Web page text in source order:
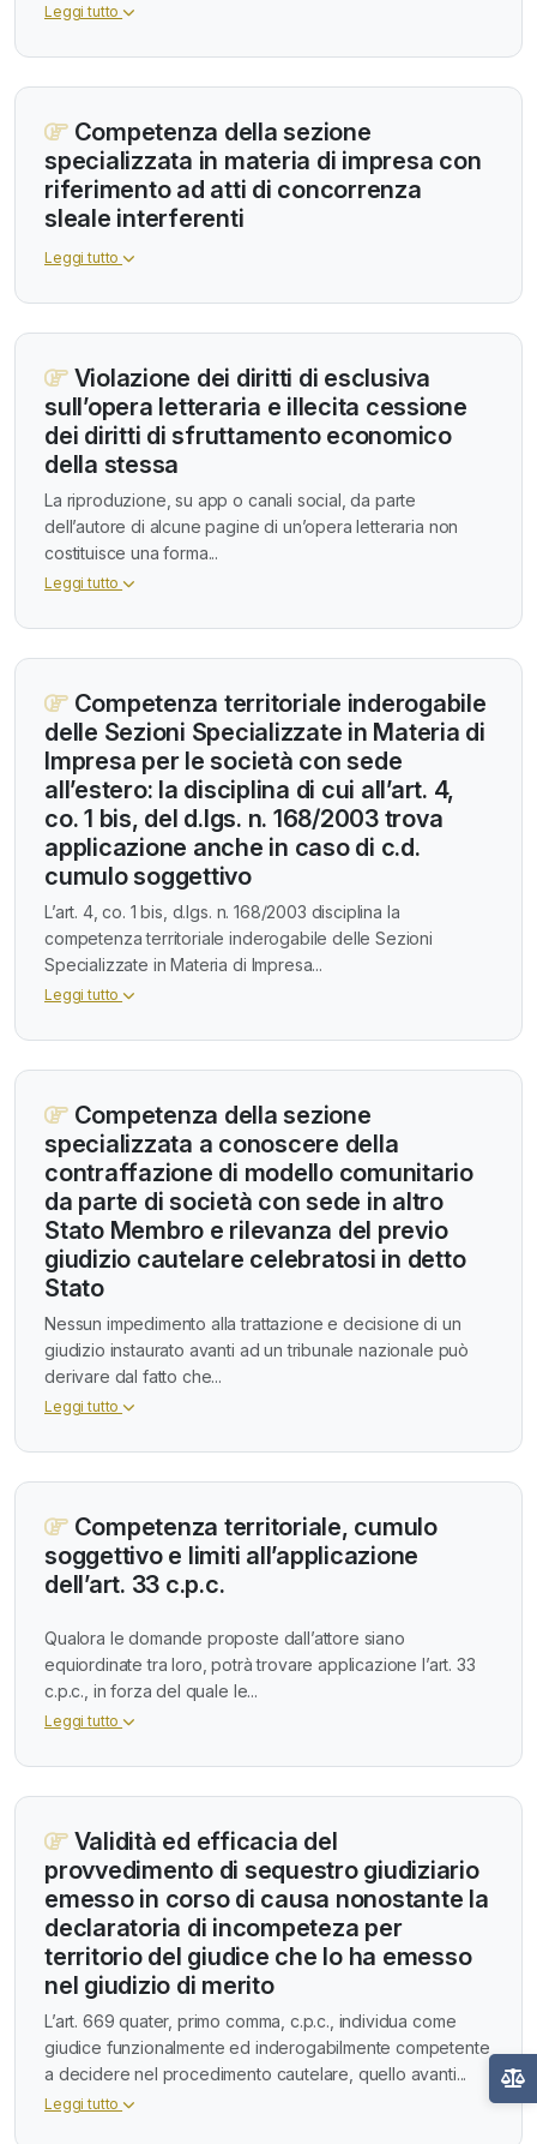
Leggi tutto
Competenza della sezione
specializzata in materia di impresa con
riferimento ad atti di concorrenza
sleale interferenti
Leggi tutto
Violazione dei diritti di esclusiva
sull’opera letteraria e illecita cessione
dei diritti di sfruttamento economico
della stessa
La riproduzione, su app o canali social, da parte
dell’autore di alcune pagine di un’opera letteraria non
costituisce una forma...
Leggi tutto
Competenza territoriale inderogabile
delle Sezioni Specializzate in Materia di
Impresa per le società con sede
all’estero: la disciplina di cui all’art. 4,
co. 1 bis, del d.lgs. n. 168/2003 trova
applicazione anche in caso di c.d.
cumulo soggettivo
L’art. 4, co. 1 bis, d.lgs. n. 168/2003 disciplina la
competenza territoriale inderogabile delle Sezioni
Specializzate in Materia di Impresa...
Leggi tutto
Competenza della sezione
specializzata a conoscere della
contraffazione di modello comunitario
da parte di società con sede in altro
Stato Membro e rilevanza del previo
giudizio cautelare celebratosi in detto
Stato
Nessun impedimento alla trattazione e decisione di un
giudizio instaurato avanti ad un tribunale nazionale può
derivare dal fatto che...
Leggi tutto
Competenza territoriale, cumulo
soggettivo e limiti all’applicazione
dell’art. 33 c.p.c.
Qualora le domande proposte dall’attore siano
equiordinate tra loro, potrà trovare applicazione l’art. 33
c.p.c., in forza del quale le...
Leggi tutto
Validità ed efficacia del
provvedimento di sequestro giudiziario
emesso in corso di causa nonostante la
declaratoria di incompeteza per
territorio del giudice che lo ha emesso
nel giudizio di merito
L’art. 669 quater, primo comma, c.p.c., individua come
giudice funzionalmente ed inderogabilmente competente
a decidere nel procedimento cautelare, quello avanti...
Leggi tutto